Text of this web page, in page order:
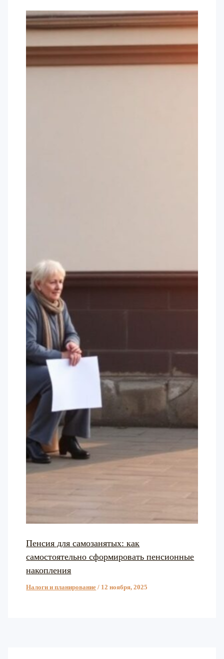
Пенсия для самозанятых: как
самостоятельно сформировать пенсионные
накопления
Налоги и планирование / 12 ноября, 2025